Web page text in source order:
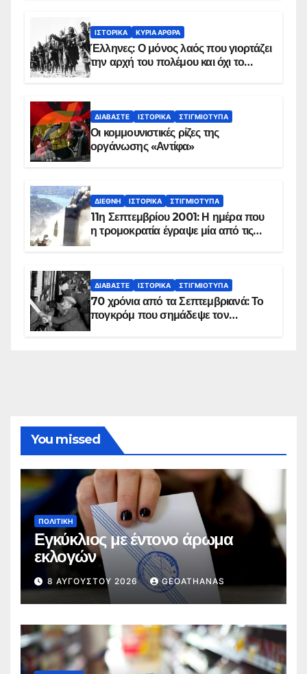
ΙΣΤΟΡΙΚΆ ΚΥΡΙΑ ΑΡΘΡΑ
Έλληνες: Ο μόνος λαός που γιορτάζει
την αρχή του πολέμου και όχι το
ΔΙΑΒΆΣΤΕ ΙΣΤΟΡΙΚΆ ΣΤΙΓΜΙΌΤΥΠΑ
Οι κομμουνιστικές ρίζες της
οργάνωσης «Αντίφα»
ΔΙΕΘΝΉ ΙΣΤΟΡΙΚΆ ΣΤΙΓΜΙΌΤΥΠΑ
11η Σεπτεμβρίου 2001: Η ημέρα που
η τρομοκρατία έγραψε μία από τις
ΔΙΑΒΆΣΤΕ ΙΣΤΟΡΙΚΆ ΣΤΙΓΜΙΌΤΥΠΑ
70 χρόνια από τα Σεπτεμβριανά: Το
πογκρόμ που σημάδεψε τον
You missed
ΠΟΛΙΤΙΚΉ
Εγκύκλιος με έντονο άρωμα
εκλογών
8 ΑΥΓΟΎΣΤΟΥ 2026 GEOATHANAS